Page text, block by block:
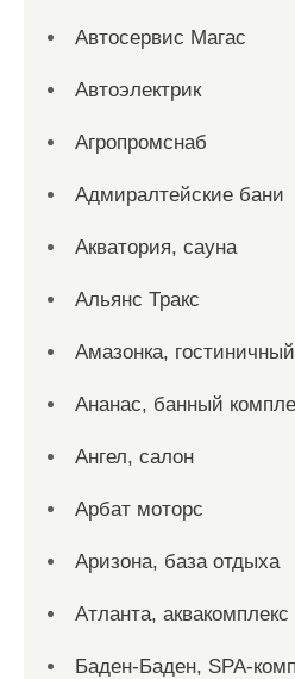
Автосервис Магас
Автоэлектрик
Агропромснаб
Адмиралтейские бани
Акватория, сауна
Альянс Тракс
Амазонка,
Ананас, банный
Ангел, салон
Арбат моторс
Аризона, база отдыха
Атланта, аквакомплекс
Баден-Баден, SPA-